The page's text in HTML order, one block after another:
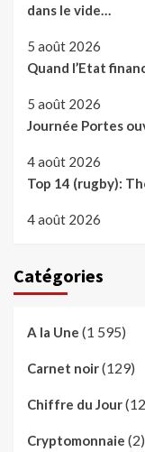
dans le vide…
5 août 2026
Quand l’Etat
5 août 2026
Journée Portes
4 août 2026
Top 14 (rugby):
4 août 2026
Catégories
A la Une (1 595)
Carnet noir(129)
Chiffre du Jour
Cryptomonnaie (2)